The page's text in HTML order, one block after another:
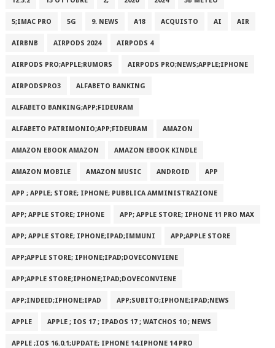
5;IMAC PRO 5G 9. NEWS A18 ACQUISTO AI AIR
AIRBNB AIRPODS 2024 AIRPODS 4
AIRPODS PRO;APPLE;RUMORS AIRPODS PRO;NEWS;APPLE;IPHONE
AIRPODSPRO3 ALFABETO BANKING
ALFABETO BANKING;APP;FIDEURAM
ALFABETO PATRIMONI‪O‬;APP;FIDEURAM AMAZON
AMAZON EBOOK AMAZON AMAZON EBOOK KINDLE
AMAZON MOBILE AMAZON MUSIC ANDROID APP
APP ; APPLE; STORE; IPHONE; PUBBLICA AMMINISTRAZIONE
APP; APPLE STORE; IPHONE APP; APPLE STORE; IPHONE 11 PRO MAX
APP; APPLE STORE; IPHONE;IPAD;IMMUNI APP;APPLE STORE
APP;APPLE STORE; IPHONE;IPAD;DOVECONVIENE
APP;APPLE STORE;IPHONE;IPAD;DOVECONVIENE
APP;INDEED;IPHONE;IPAD APP;SUBITO;IPHONE;IPAD;NEWS
APPLE APPLE ; IOS 17 ; IPADOS 17 ; WATCHOS 10 ; NEWS
APPLE ;IOS 16.0.1;UPDATE; IPHONE 14;IPHONE 14 PRO